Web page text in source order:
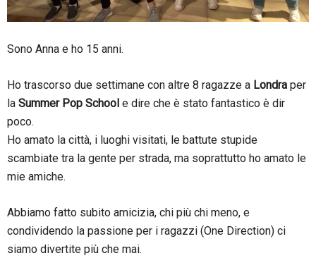
Sono Anna e ho 15 anni.
Ho trascorso due settimane con altre 8 ragazze a Londra per
la Summer Pop School e dire che è stato fantastico è dir
poco.
Ho amato la città, i luoghi visitati, le battute stupide
scambiate tra la gente per strada, ma soprattutto ho amato le
mie amiche.
Abbiamo fatto subito amicizia, chi più chi meno, e
condividendo la passione per i ragazzi (One Direction) ci
siamo divertite più che mai.